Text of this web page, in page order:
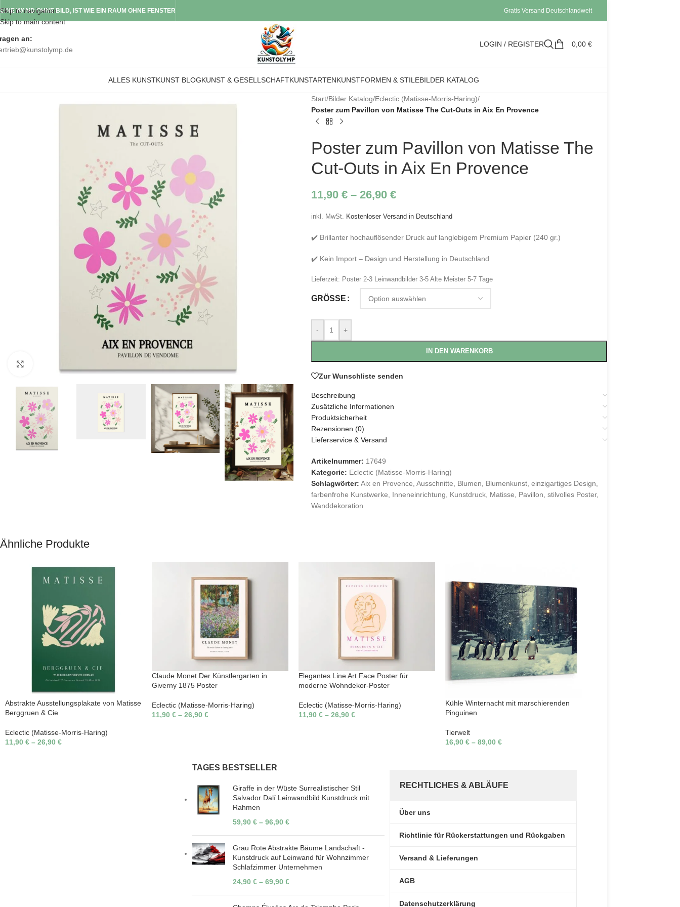
Skip to navigation
Skip to main content
EINE WAND OHNE BILD, IST WIE EIN RAUM OHNE FENSTER Gratis Versand Deutschlandweit
an:
LOGIN / REGISTER 0,00 €
ALLES KUNSTKUNST BLOGKUNST & GESELLSCHAFTKUNSTARTENKUNSTFORMEN & STILEBILDER KATALOG
Start/Bilder Katalog/Eclectic (Matisse-Morris-Haring)/
Poster zum Pavillon von Matisse The Cut-Outs in Aix En Provence
Poster zum Pavillon von Matisse The
Cut-Outs in Aix En Provence
11,90 € – 26,90 €
inkl. MwSt. Kostenloser Versand in Deutschland
✔️ Brillanter hochauflösender Druck auf langlebigem Premium Papier (240 gr.)
✔️ Kein Import – Design und Herstellung in Deutschland
Lieferzeit: Poster 2-3 Leinwandbilder 3-5 Alte Meister 5-7 Tage
GRÖSSE
- +
IN DEN WARENKORB
Zur Wunschliste senden
Beschreibung
Zusätzliche Informationen
Produktsicherheit
Rezensionen (0)
Lieferservice & Versand
Artikelnummer: 17649
Kategorie: Eclectic (Matisse-Morris-Haring)
Schlagwörter: Aix en Provence Ausschnitte Blumen Blumenkunst einzigartiges Design
farbenfrohe Kunstwerke
Inneneinrichtung Kunstdruck Matisse Pavillon stilvolles Poster,
Wanddekoration
Ähnliche Produkte
Abstrakte Ausstellungsplakate von Matisse
Berggruen & Cie
Eclectic (Matisse-Morris-Haring)
11,90 € – 26,90 €
Claude Monet Der Künstlergarten in
Giverny 1875 Poster
Eclectic (Matisse-Morris-Haring)
11,90 € – 26,90 €
Elegantes Line Art Face Poster für
moderne Wohndekor-Poster
Eclectic (Matisse-Morris-Haring)
11,90 € – 26,90 €
Kühle Winternacht mit marschierenden
Pinguinen
Tierwelt
16,90 € – 89,00 €
TAGES BESTSELLER
Giraffe in der Wüste Surrealistischer Stil
Salvador Dalí Leinwandbild Kunstdruck mit
Rahmen
59,90 €– 96,90 €
Grau Rote Abstrakte Bäume Landschaft -
Kunstdruck auf Leinwand für Wohnzimmer
Schlafzimmer Unternehmen
24,90 €– 69,90 €
RECHTLICHES & ABLÄUFE
Über uns
Richtlinie für Rückerstattungen und Rückgaben
Versand & Lieferungen
AGB
Datenschutzerklärung